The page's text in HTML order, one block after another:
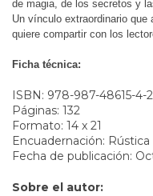
de magia, de los secretos y
Un vínculo extraordinario que
quiere compartir con los
Ficha técnica:
ISBN: 978-987-48615-4-2
Páginas: 132
Formato: 14 x 21
Encuadernación: Rústica
Fecha de publicación:
Sobre el autor: